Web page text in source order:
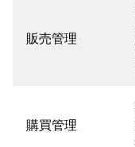
販売管理
購買管理